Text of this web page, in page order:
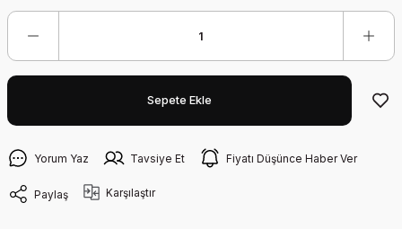
Sepete Ekle
Yorum Yaz Tavsiye Et Fiyatı Düşünce Haber Ver
Paylaş Karşılaştır